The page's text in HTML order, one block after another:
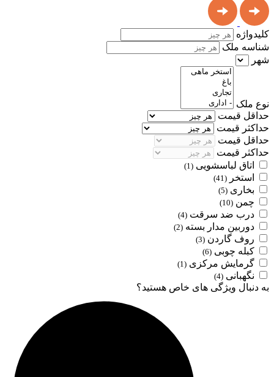
کلیدواژه
شناسه ملک
شهر
نوع ملک
حداقل قیمت
حداکثر قیمت
حداقل قیمت
حداکثر قیمت
اتاق لباسشویی (1)
استخر (41)
بخاری (5)
چمن (10)
درب ضد سرقت (4)
دوربین مدار بسته (2)
روف گاردن (3)
کبله چوبی (6)
گرمایش مرکزی (1)
نگهبانی (4)
به دنبال ویژگی های خاص هستید؟